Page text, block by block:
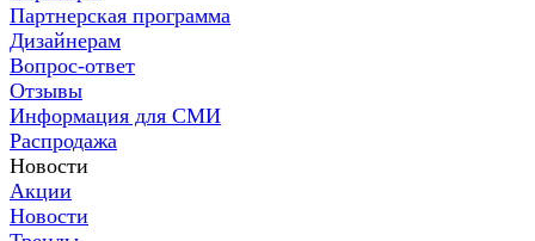
Партнерская программа
Дизайнерам
Вопрос-ответ
Отзывы
Информация для СМИ
Распродажа
Новости
Акции
Новости